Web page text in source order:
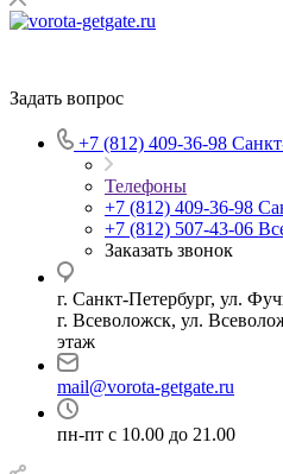
Задать вопрос
+7 (812) 409-36-98
Телефоны
+7 (812) 409-36-98
+7 (812) 507-43-06
Заказать звонок
г. Санкт-Петербург, ул.
г. Всеволожск, ул.
этаж
mail@vorota-getgate.ru
пн-пт c 10.00 до 21.00